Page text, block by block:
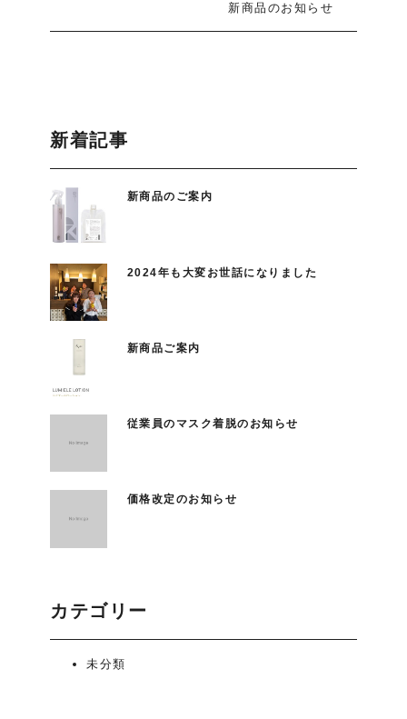
新商品のお知らせ
新着記事
新商品のご案内
2024年も大変お世話になりました
新商品ご案内
従業員のマスク着脱のお知らせ
価格改定のお知らせ
カテゴリー
未分類